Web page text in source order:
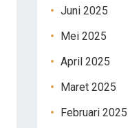
Juni 2025
Mei 2025
April 2025
Maret 2025
Februari 2025